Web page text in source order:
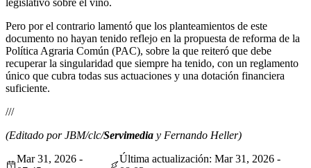
legislativo sobre el vino.
Pero por el contrario lamentó que los planteamientos de este
documento no hayan tenido reflejo en la propuesta de reforma de la
Política Agraria Común (PAC), sobre la que reiteró que debe
recuperar la singularidad que siempre ha tenido, con un reglamento
único que cubra todas sus actuaciones y una dotación financiera
suficiente.
///
(Editado por JBM/clc/Servimedia y Fernando Heller)
Mar 31, 2026 -
Última actualización: Mar 31, 2026 -